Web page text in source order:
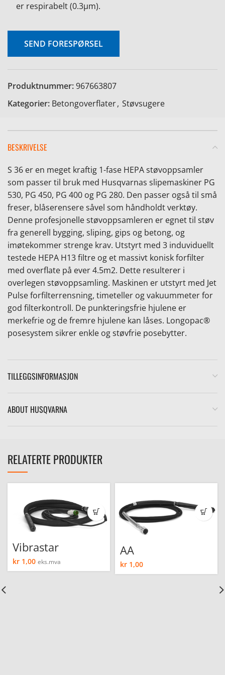
er respirabelt (0.3µm).
SEND FORESPØRSEL
Produktnummer:967663807
Kategorier: Betongoverflater, Støvsugere
BESKRIVELSE
S 36 er en meget kraftig 1-fase HEPA støvoppsamler
som passer til bruk med Husqvarnas slipemaskiner PG
530, PG 450, PG 400 og PG 280. Den passer også til små
freser, blåserensere såvel som håndholdt verktøy.
Denne profesjonelle støvoppsamleren er egnet til støv
fra generell bygging, sliping, gips og betong, og
imøtekommer strenge krav. Utstyrt med 3 induviduellt
testede HEPA H13 filtre og et massivt konisk forfilter
med overflate på ever 4.5m2. Dette resulterer i
overlegen støvoppsamling. Maskinen er utstyrt med Jet
Pulse forfilterrensning, timeteller og vakuummeter for
god filterkontroll. De punkteringsfrie hjulene er
merkefrie og de fremre hjulene kan låses. Longopac®
posesystem sikrer enkle og støvfrie posebytter.
TILLEGGSINFORMASJON
ABOUT HUSQVARNA
RELATERTE PRODUKTER
Vibrastar
kr 1,00 eks.mva
AA
kr 1,00